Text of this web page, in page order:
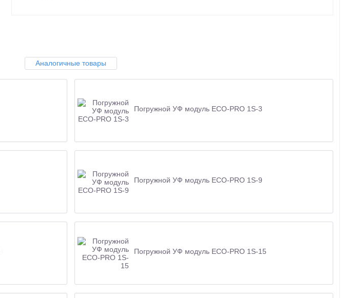
Аналогичные товары
Погружной УФ модуль ECO-PRO 1S-3
Погружной УФ модуль ECO-PRO 1S-9
Погружной УФ модуль ECO-PRO 1S-15